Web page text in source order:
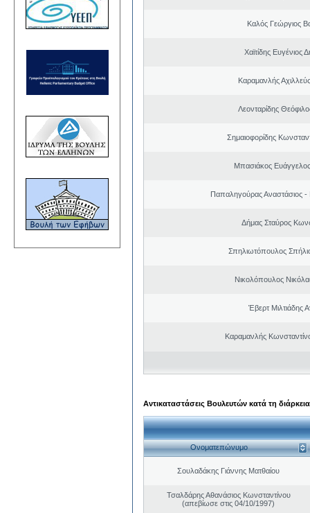
Καλός Γεώργιος
Χαϊτίδης Ευγένιος
Καραμανλής
Λεονταρίδης
Σημαιοφορίδης
Μπασιάκος
Παπαληγούρας Αναστάσιος -
Δήμας Σταύρος
Σπηλιωτόπουλος
Νικολόπουλος
Έβερτ Μιλτιάδης
Καραμανλής
Αντικαταστάσεις Βουλευτών κατά τη
Ονοματεπώνυμο
Σουλαδάκης Γιάννης Ματθαίου
Τσαλδάρης Αθανάσιος Κωνσταντίνου
(απεβίωσε στις 04/10/1997)